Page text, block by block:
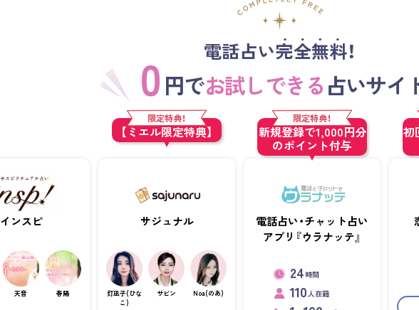
電話占い完全無料！
0 円でお試しできる占いサイ
インスピ
天音 春陽
限定特典！
【ミエル限定特典】
サジュナル
灯凪子(ひな
こ)
サビン Noa(のあ)
限定特典！
新規登録で1,000円分
のポイント付与
電話占い・チャット占い
アプリ『ウラナッテ』
24 時間
110人在籍
初